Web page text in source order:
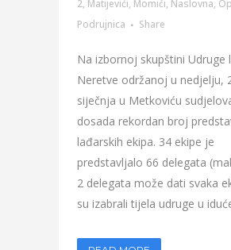
2, Matijevići, Momići, Naslovna,
Podrujnica
Share
Na izbornoj skupštini Udruge
Neretve održanoj u nedjelju,
siječnja u Metkoviću
dosada rekordan broj
lađarskih ekipa. 34 ekipe je
predstavljalo 66 delegata
2 delegata može dati svaka
su izabrali tijela udruge u